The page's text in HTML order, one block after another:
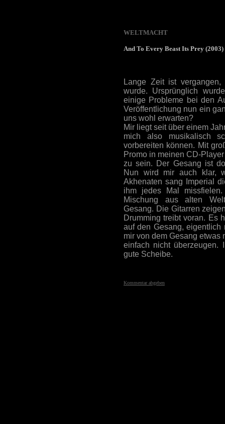
WELTMACHT
And To Every Beast Its Prey (2003)
Lange Zeit ist
wurde. Ursprünglich
einige Probleme bei den
Veröffentlichung nun ein
uns wohl erwarten?
Mir liegt seit über einem
mich also musikalisch
vorbereiten können. Mit
Promo in meinen CD-
zu sein. Der Gesang ist
Nun wird mir auch klar,
Akhenaten sang Imperial
ihm jedes Mal
Mischung aus alten
Gesang. Die Gitarren
Drumming treibt voran. Es
auf den Gesang,
mir von dem Gesang etwas
einfach nicht überzeugen.
gute Scheibe.
Kommentar abgeben